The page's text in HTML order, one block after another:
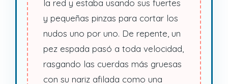
la red y estaba usando sus fuertes
y pequeñas pinzas para cortar los
nudos uno por uno. De repente, un
pez espada pasó a toda velocidad,
rasgando las cuerdas más gruesas
con su nariz afilada como una